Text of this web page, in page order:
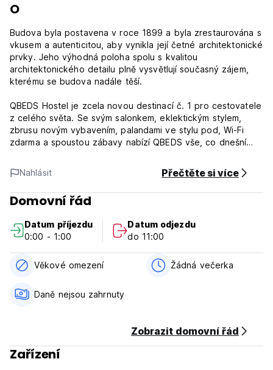
O
Budova byla postavena v roce 1899 a byla zrestaurována s
vkusem a autenticitou, aby vynikla její četné architektonické
prvky. Jeho výhodná poloha spolu s kvalitou
architektonického detailu plně vysvětlují současný zájem,
kterému se budova nadále těší.
QBEDS Hostel je zcela novou destinací č. 1 pro cestovatele
z celého světa. Se svým salonkem, eklektickým stylem,
zbrusu novým vybavením, palandami ve stylu pod, Wi-Fi
zdarma a spoustou zábavy nabízí QBEDS vše, co dnešní
Ve dne i v noci přitahují restaurace a kavárny na chodníku
Grande Allée a krásná architektura velké davy lidí. Díky
vynikajícím restauracím, barům a nočním klubům na ulici je to
Zásady a podmínky hostelu QBEDS:
Storno podmínky: 48 hodin před příjezdem.
Check in od 14:00 do 00:00.
Odhlášení před 12:00 .
Platba při příjezdu v hotovosti, kreditními kartami, debetními
Daně nejsou zahrnuty – 17,98 %
Nahlásit Přečtěte si více
Domovní řád
Datum příjezdu
0:00 - 1:00
Datum odjezdu
do 11:00
Věkové omezení Žádná večerka
Daně nejsou zahrnuty
Zobrazit domovní řád
Zařízení